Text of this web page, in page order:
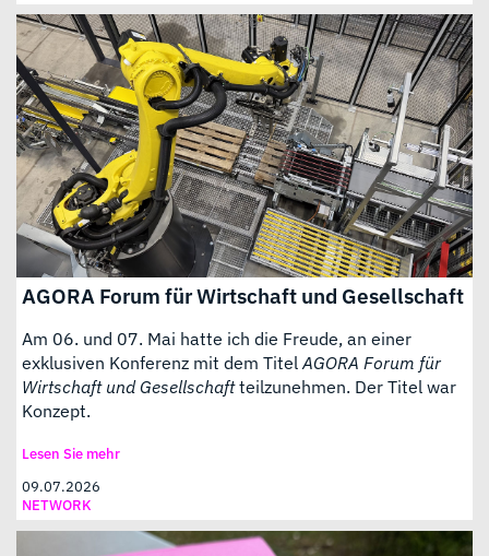
AGORA Forum für Wirtschaft und Gesellschaft
Am 06. und 07. Mai hatte ich die Freude, an einer
exklusiven Konferenz mit dem Titel AGORA Forum für
Wirtschaft und Gesellschaftteilzunehmen. Der Titel war
Konzept.
Lesen Sie mehr
09.07.2026
NETWORK